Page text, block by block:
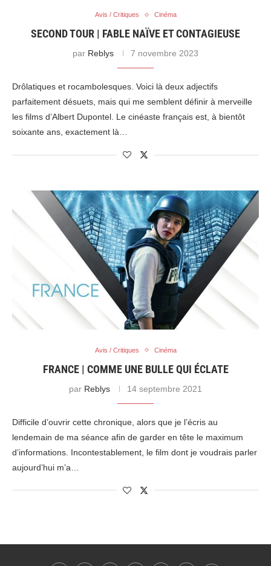
Avis / Critiques Cinéma
SECOND TOUR | FABLE NAÏVE ET CONTAGIEUSE
par Reblys 7 novembre 2023
Drôlatiques et rocambolesques. Voici là deux adjectifs
parfaitement désuets, mais qui me semblent définir à merveille
les films d’Albert Dupontel. Le cinéaste français est, à bientôt
soixante ans, exactement là…
Avis / Critiques Cinéma
FRANCE | COMME UNE BULLE QUI ÉCLATE
par Reblys 14 septembre 2021
Difficile d’ouvrir cette chronique, alors que je l’écris au
lendemain de ma séance afin de garder en tête le maximum
d’informations. Incontestablement, le film dont je voudrais parler
aujourd’hui m’a…